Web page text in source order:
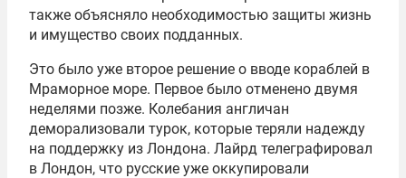
также объясняло необходимостью защиты жизнь
и имущество своих подданных.
Это было уже второе решение о вводе кораблей в
Мраморное море. Первое было отменено двумя
неделями позже. Колебания англичан
деморализовали турок, которые теряли надежду
на поддержку из Лондона. Лайрд телеграфировал
в Лондон, что русские уже оккупировали